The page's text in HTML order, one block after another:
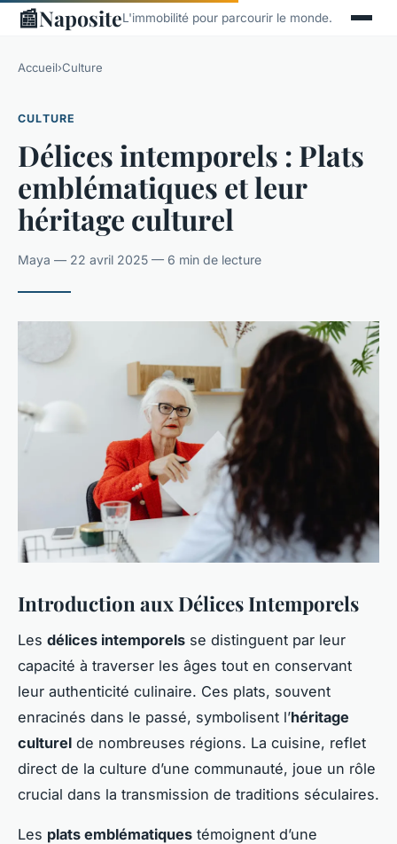
📰NapositeL'immobilité pour parcourir le monde.
Accueil›Culture
CULTURE
Délices intemporels : Plats
emblématiques et leur
héritage culturel
Maya — 22 avril 2025 — 6 min de lecture
Introduction aux Délices Intemporels
Les délices intemporels se distinguent par leur
capacité à traverser les âges tout en conservant
leur authenticité culinaire. Ces plats, souvent
enracinés dans le passé, symbolisent l’héritage
culturel de nombreuses régions. La cuisine, reflet
direct de la culture d’une communauté, joue un rôle
crucial dans la transmission de traditions séculaires.
Les plats emblématiques témoignent d’une